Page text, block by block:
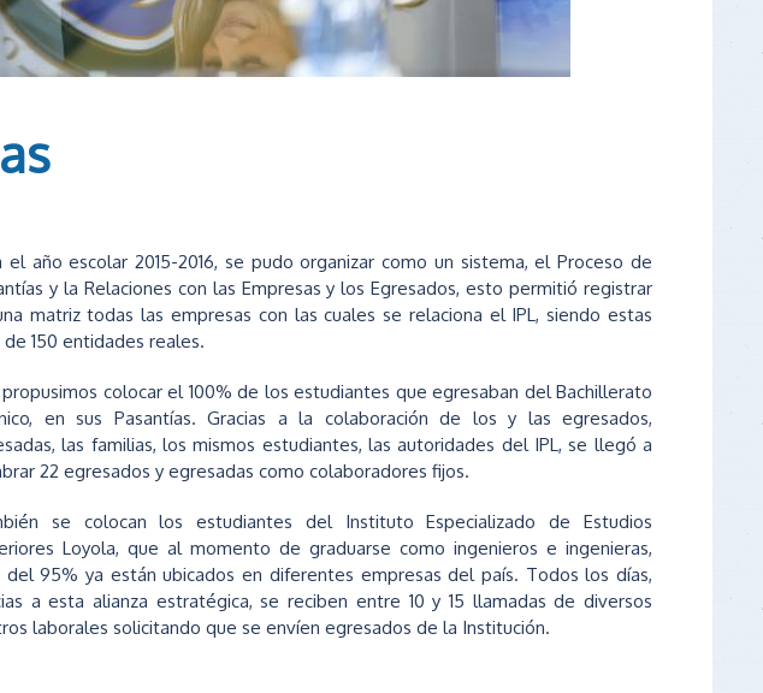
el año escolar 2015-2016, se pudo organizar como un sistema, el Proceso de
y la Relaciones con las Empresas y los Egresados, esto permitió registrar
matriz todas las empresas con las cuales se relaciona el IPL, siendo estas
de 150 entidades reales.
propusimos colocar el 100% de los estudiantes que egresaban del Bachillerato
en sus Pasantías. Gracias a la colaboración de los y las egresados,
las familias, los mismos estudiantes, las autoridades del IPL, se llegó a
22 egresados y egresadas como colaboradores fijos.
se colocan los estudiantes del Instituto Especializado de Estudios
Loyola, que al momento de graduarse como ingenieros e ingenieras,
del 95% ya están ubicados en diferentes empresas del país. Todos los días,
a esta alianza estratégica, se reciben entre 10 y 15 llamadas de diversos
laborales solicitando que se envíen egresados de la Institución.